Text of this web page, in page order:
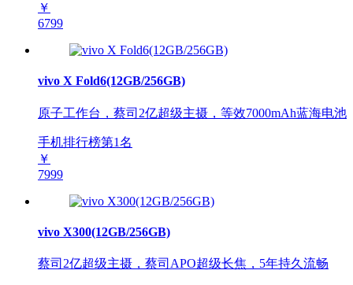
￥
6799
vivo X Fold6(12GB/256GB)
原子工作台，蔡司2亿超级主摄，等效7000mAh蓝海电池
手机排行榜第1名
￥
7999
vivo X300(12GB/256GB)
蔡司2亿超级主摄，蔡司APO超级长焦，5年持久流畅